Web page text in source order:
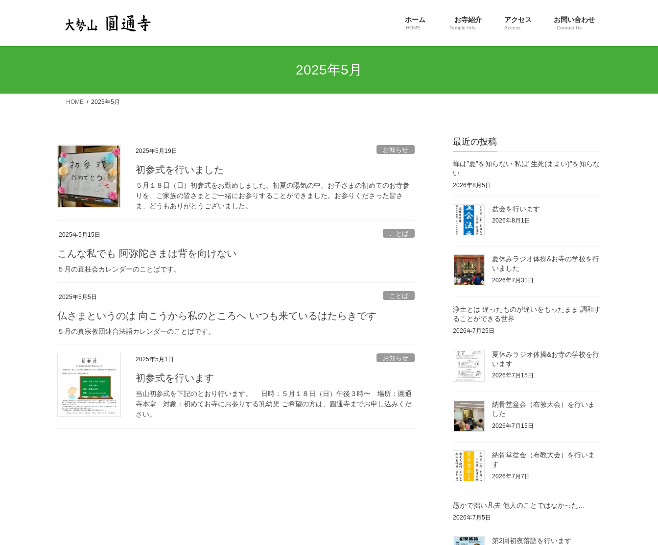
ホーム
HOME
お寺紹介
Temple Info
アクセス
Access
お問い合わせ
Contact Us
2025年5月
HOME 2025年5月
2025年5月19日 お知らせ
初参式を行いました
５月１８日（日）初参式をお勤めしました。初夏の陽気の中、お子さまの初めてのお寺参
りを、ご家族の皆さまとご一緒にお参りすることができました。お参りくださった皆さ
ま、どうもありがとうございました。
2025年5月15日 ことば
こんな私でも 阿弥陀さまは背を向けない
５月の直枉会カレンダーのことばです。
2025年5月5日 ことば
仏さまというのは 向こうから私のところへ いつも来ているはたらきです
５月の真宗教団連合法語カレンダーのことばです。
2025年5月1日 お知らせ
初参式を行います
当山初参式を下記のとおり行います。 日時：５月１８日（日）午後３時〜 場所：圓通
寺本堂 対象：初めてお寺にお参りする乳幼児 ご希望の方は、圓通寺までお申し込みくだ
さい。
最近の投稿
蝉は”夏”を知らない 私は”生死(まよい)”を知らな
い
2026年8月5日
盆会を行います
2026年8月1日
夏休みラジオ体操&お寺の学校を行
いました
2026年7月31日
浄土とは 違ったものが違いをもったまま 調和す
ることができる世界
2026年7月25日
夏休みラジオ体操&お寺の学校を行
います
2026年7月15日
納骨堂盆会（布教大会）を行いま
した
2026年7月15日
納骨堂盆会（布教大会）を行いま
す
2026年7月7日
愚かで拙い凡夫 他人のことではなかった…
2026年7月5日
第2回初夜落語を行います